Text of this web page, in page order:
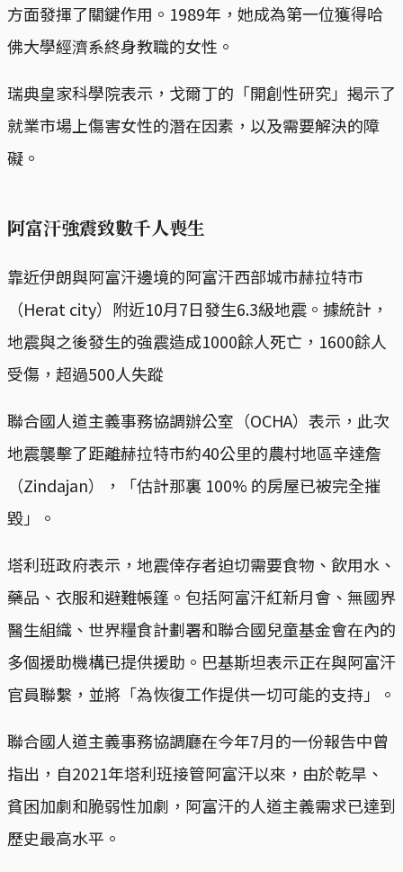
方面發揮了關鍵作用。1989年，她成為第一位獲得哈
佛大學經濟系終身教職的女性。
瑞典皇家科學院表示，戈爾丁的「開創性研究」揭示了
就業市場上傷害女性的潛在因素，以及需要解決的障
礙。
阿富汗強震致數千人喪生
靠近伊朗與阿富汗邊境的阿富汗西部城市赫拉特市
（Herat city）附近10月7日發生6.3級地震。據統計，
地震與之後發生的強震造成1000餘人死亡，1600餘人
受傷，超過500人失蹤
聯合國人道主義事務協調辦公室（OCHA）表示，此次
地震襲擊了距離赫拉特市約40公里的農村地區辛達詹
（Zindajan），「估計那裏 100% 的房屋已被完全摧
毀」。
塔利班政府表示，地震倖存者迫切需要食物、飲用水、
藥品、衣服和避難帳篷。包括阿富汗紅新月會、無國界
醫生組織、世界糧食計劃署和聯合國兒童基金會在內的
多個援助機構已提供援助。巴基斯坦表示正在與阿富汗
官員聯繫，並將「為恢復工作提供一切可能的支持」。
聯合國人道主義事務協調廳在今年7月的一份報告中曾
指出，自2021年塔利班接管阿富汗以來，由於乾旱、
貧困加劇和脆弱性加劇，阿富汗的人道主義需求已達到
歷史最高水平。